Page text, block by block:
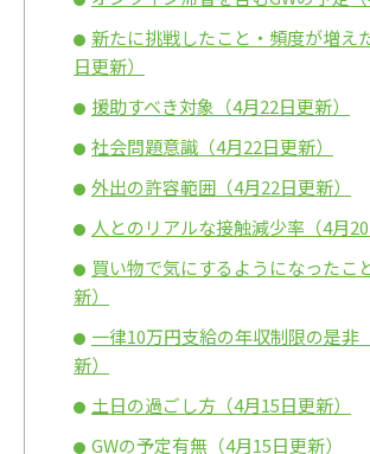
新たに挑戦したこと・頻度が増え
日更新）
援助すべき対象（4月22日更新）
社会問題意識（4月22日更新）
外出の許容範囲（4月22日更新）
人とのリアルな接触減少率（4月20
買い物で気にするようになったこ
新）
一律10万円支給の年収制限の是非
新）
土日の過ごし方（4月15日更新）
GWの予定有無（4月15日更新）